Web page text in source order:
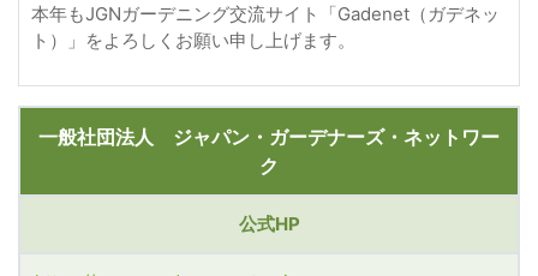
本年もJGNガーデニング交流サイト「Gadenet（ガデネッ
ト）」をよろしくお願い申し上げます。
一般社団法人 ジャパン・ガーデナーズ・ネットワー
ク
公式HP